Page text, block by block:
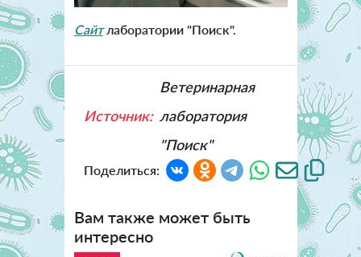
Сайтлаборатории "Поиск".
Источник:
Ветеринарная
лаборатория
"Поиск"
Поделиться:
Вам также может быть
интересно